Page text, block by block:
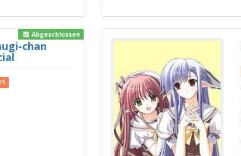
Abgeschlossen
chan
1